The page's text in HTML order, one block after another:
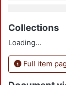
Collections
Loading...
Full item